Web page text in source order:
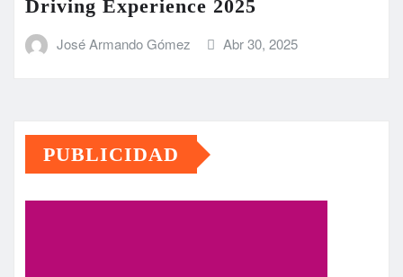
Driving Experience 2025
José Armando Gómez Abr 30, 2025
PUBLICIDAD